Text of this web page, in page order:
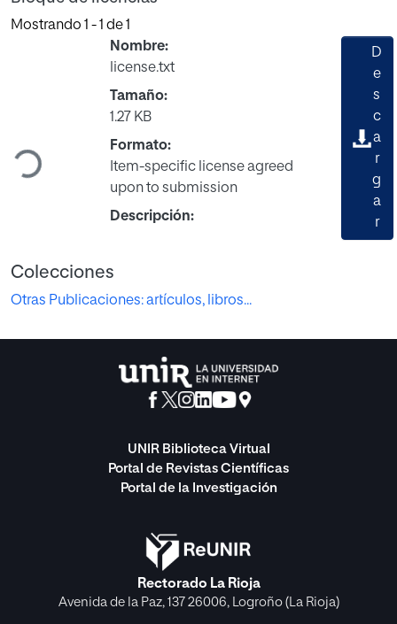
Mostrando 1 - 1 de 1
Cargando...
Nombre:
license.txt
Tamaño:
1.27 KB
Formato:
Item-specific license agreed
upon to submission
Descripción:
D
e
s
c
a
r
g
a
r
Colecciones
Otras Publicaciones: artículos, libros...
UNIR Biblioteca Virtual
Portal de Revistas Científicas
Portal de la Investigación
Rectorado La Rioja
Avenida de la Paz, 137 26006, Logroño (La Rioja)